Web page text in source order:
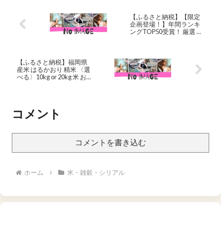
【ふるさと納税】【限定
企画登場！】年間ランキ
ングTOP50受賞！ 厳選 シ
旬頃出荷》 シャインマス
カット 岡山 マスカット 先
行予約 期間限定 限定 ぶど
【ふるさと納税】福岡県
産米 はるかおり 精米 〈選
べる〉10kg or 20kg 米 お
年産】【令和7年産 / 2025
年10月上旬発送開始】
コメント
コメントを書き込む
ホーム 米・雑穀・シリアル